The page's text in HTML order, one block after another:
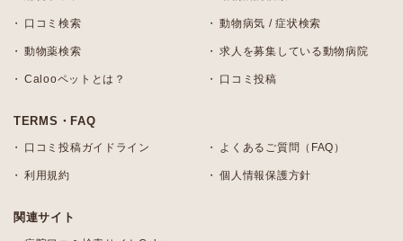
口コミ検索 動物病気 / 症状検索
動物薬検索 求人を募集している動物病院
Calooペットとは？ 口コミ投稿
TERMS・FAQ
口コミ投稿ガイドライン よくあるご質問（FAQ）
利用規約 個人情報保護方針
関連サイト